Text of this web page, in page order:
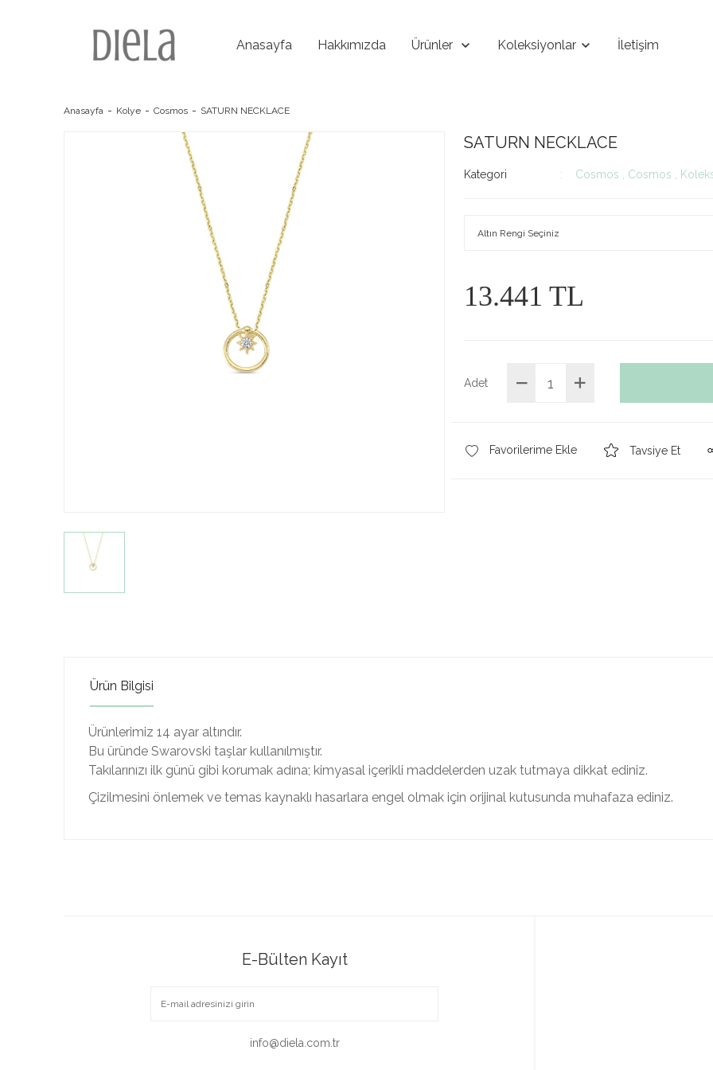
Anasayfa Hakkımızda Ürünler Koleksiyonlar İletişim
Anasayfa Kolye Cosmos SATURN NECKLACE
SATURN NECKLACE
Kategori Cosmos Cosmos
13.441 TL
Adet
Tavsiye Et
Ürün Bilgisi
Ürünlerimiz 14 ayar altındır.
Bu üründe Swarovski taşlar kullanılmıştır.
Takılarınızı ilk günü gibi korumak adına; kimyasal içerikli maddelerden uzak tutmaya dikkat ediniz.
Çizilmesini önlemek ve temas kaynaklı hasarlara engel olmak için orijinal kutusunda muhafaza ediniz.
E-Bülten Kayıt
info@diela.com.tr